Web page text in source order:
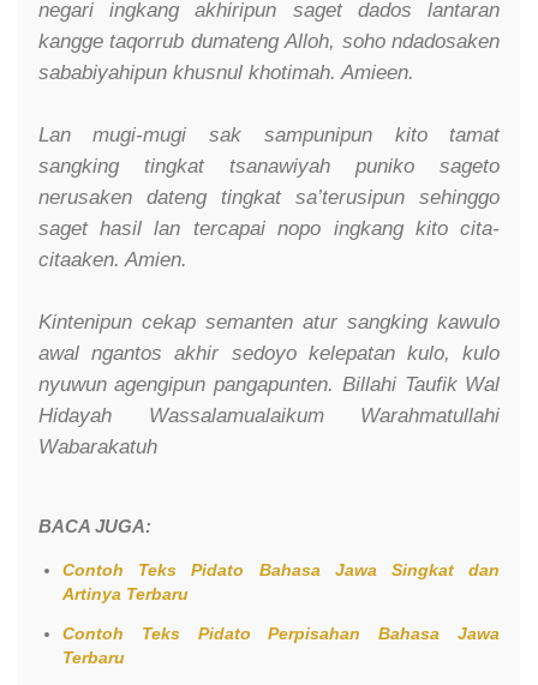
negari ingkang akhiripun saget dados lantaran
kangge taqorrub dumateng Alloh, soho ndadosaken
sababiyahipun khusnul khotimah. Amieen.
Lan mugi-mugi sak sampunipun kito tamat
sangking tingkat tsanawiyah puniko sageto
nerusaken dateng tingkat sa’terusipun sehinggo
saget hasil lan tercapai nopo ingkang kito cita-
citaaken. Amien.
Kintenipun cekap semanten atur sangking kawulo
awal ngantos akhir sedoyo kelepatan kulo, kulo
nyuwun agengipun pangapunten. Billahi Taufik Wal
Hidayah Wassalamualaikum Warahmatullahi
Wabarakatuh
BACA JUGA:
Contoh Teks Pidato Bahasa Jawa Singkat dan
Artinya Terbaru
Contoh Teks Pidato Perpisahan Bahasa Jawa
Terbaru